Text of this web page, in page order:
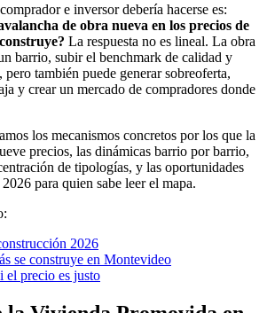
e inversor debería hacerse es:
de obra nueva en los precios de
La respuesta no es lineal. La obra
barrio, subir el benchmark de calidad y
pero también puede generar sobreoferta,
y crear un mercado de compradores donde
los mecanismos concretos por los que la
precios, las dinámicas barrio por barrio,
de tipologías, y las oportunidades
para quien sabe leer el mapa.
2026
se construye en Montevideo
el precio es justo